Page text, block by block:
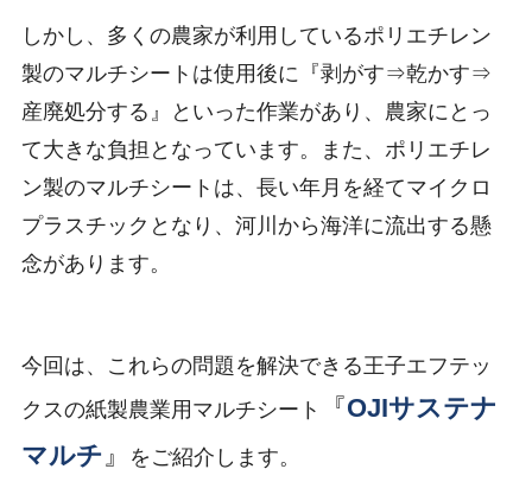
しかし、多くの農家が利用しているポリエチレン
製のマルチシートは使用後に『剥がす⇒乾かす⇒
産廃処分する』といった作業があり、農家にとっ
て大きな負担となっています。また、ポリエチレ
ン製のマルチシートは、長い年月を経てマイクロ
プラスチックとなり、河川から海洋に流出する懸
念があります。
今回は、これらの問題を解決できる王子エフテッ
クスの紙製農業用マルチシート
『OJIサステナ
マルチ』 をご紹介します。